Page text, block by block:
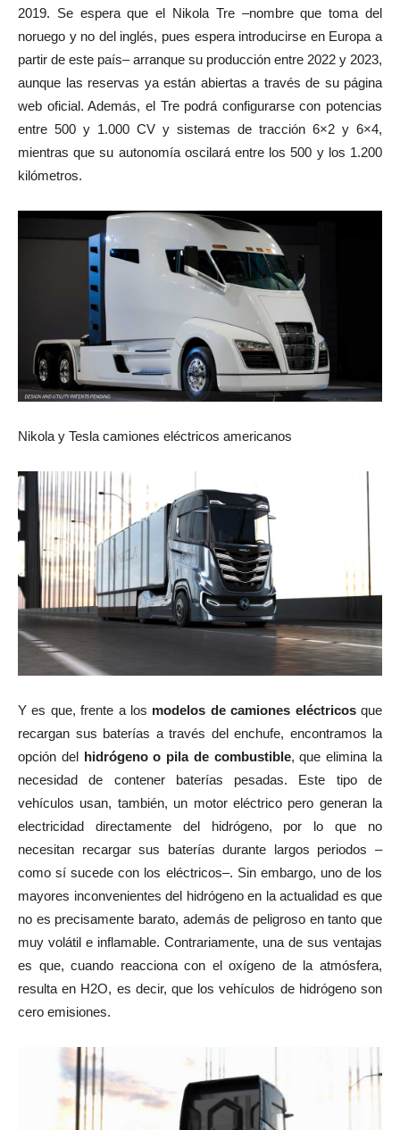
2019. Se espera que el Nikola Tre –nombre que toma del
noruego y no del inglés, pues espera introducirse en Europa a
partir de este país– arranque su producción entre 2022 y 2023,
aunque las reservas ya están abiertas a través de su página
web oficial. Además, el Tre podrá configurarse con potencias
entre 500 y 1.000 CV y sistemas de tracción 6×2 y 6×4,
mientras que su autonomía oscilará entre los 500 y los 1.200
kilómetros.
Nikola y Tesla camiones eléctricos americanos
Y es que, frente a los modelos de camiones eléctricosque
recargan sus baterías a través del enchufe, encontramos la
opción del hidrógeno o pila de combustible, que elimina la
necesidad de contener baterías pesadas. Este tipo de
vehículos usan, también, un motor eléctrico pero generan la
electricidad directamente del hidrógeno, por lo que no
necesitan recargar sus baterías durante largos periodos –
como sí sucede con los eléctricos–. Sin embargo, uno de los
mayores inconvenientes del hidrógeno en la actualidad es que
no es precisamente barato, además de peligroso en tanto que
muy volátil e inflamable. Contrariamente, una de sus ventajas
es que, cuando reacciona con el oxígeno de la atmósfera,
resulta en H2O, es decir, que los vehículos de hidrógeno son
cero emisiones.